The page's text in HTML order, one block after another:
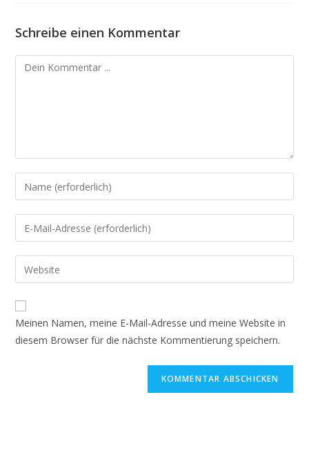
Schreibe einen Kommentar
Kommentieren
Gib
deinen
Namen
oder
zum
Kommentieren
ein
Gib
deine
E-
Mail-
zum
Kommentieren
ein
Gib
deine
Website-
URL
Meinen Namen, meine E-Mail-Adresse und meine Website in
diesem Browser für die nächste Kommentierung speichern.